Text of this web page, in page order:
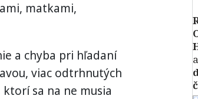
matkami,
a chyba pri hľadaní
viac odtrhnutých
sa na ne musia